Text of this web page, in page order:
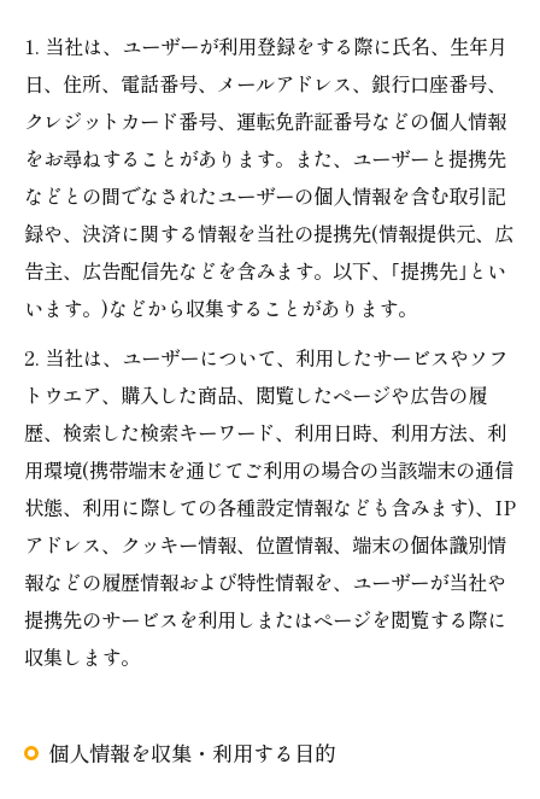
1. 当社は、ユーザーが利用登録をする際に氏名、生年月
日、住所、電話番号、メールアドレス、銀行口座番号、
クレジットカード番号、運転免許証番号などの個人情報
をお尋ねすることがあります。また、ユーザーと提携先
などとの間でなされたユーザーの個人情報を含む取引記
録や、決済に関する情報を当社の提携先(情報提供元、広
告主、広告配信先などを含みます。以下、｢提携先｣とい
います。)などから収集することがあります。
2. 当社は、ユーザーについて、利用したサービスやソフ
トウエア、購入した商品、閲覧したページや広告の履
歴、検索した検索キーワード、利用日時、利用方法、利
用環境(携帯端末を通じてご利用の場合の当該端末の通信
状態、利用に際しての各種設定情報なども含みます)、IP
アドレス、クッキー情報、位置情報、端末の個体識別情
報などの履歴情報および特性情報を、ユーザーが当社や
提携先のサービスを利用しまたはページを閲覧する際に
収集します。
個人情報を収集・利用する目的